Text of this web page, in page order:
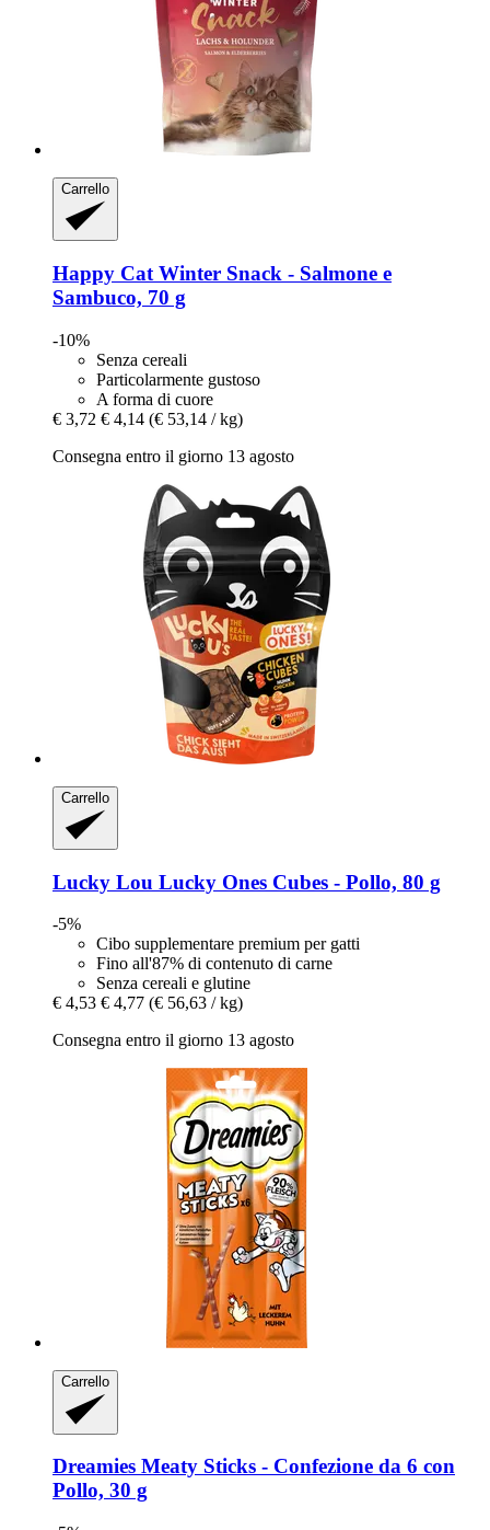
Carrello
Happy Cat Winter Snack -​ Salmone e
Sambuco, 70 g
-10%
Senza cereali
Particolarmente gustoso
A forma di cuore
€ 3,72 € 4,14 (€ 53,14 / kg)
Consegna entro il giorno 13 agosto
Carrello
Lucky Lou Lucky Ones Cubes -​ Pollo, 80 g
-5%
Cibo supplementare premium per gatti
Fino all'87% di contenuto di carne
Senza cereali e glutine
€ 4,53 € 4,77 (€ 56,63 / kg)
Consegna entro il giorno 13 agosto
Carrello
Dreamies Meaty Sticks -​ Confezione da 6 con
Pollo, 30 g